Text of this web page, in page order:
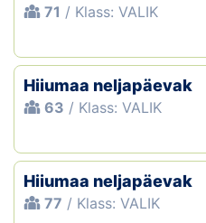
71 / Klass: VALIK
Hiiumaa neljapäevak
63 / Klass: VALIK
Hiiumaa neljapäevak
77 / Klass: VALIK